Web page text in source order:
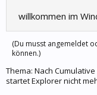
willkommen im
(Du musst angemeldet
können.)
Thema: Nach
startet Explorer nicht